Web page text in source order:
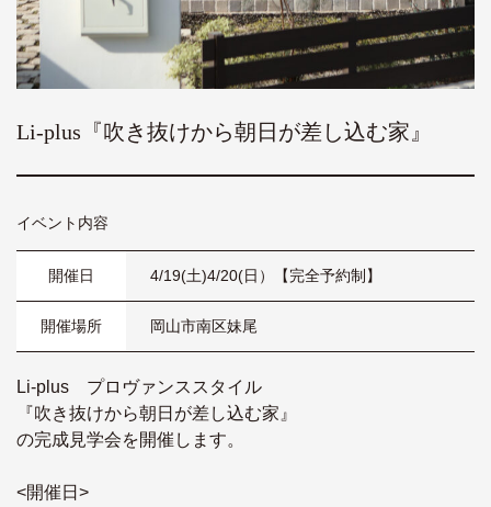
Li-plus『吹き抜けから朝日が差し込む家』
Li-plus プロヴァンススタイル
『吹き抜けから朝日が差し込む家』
の完成見学会を開催します。
<開催日>
イベント内容
開催日 4/19(土)4/20(日）【完全予約制】
開催場所 岡山市南区妹尾